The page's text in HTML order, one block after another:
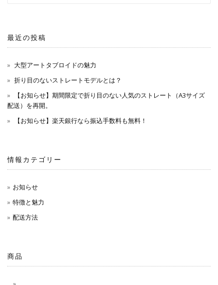
最近の投稿
大型アートタブロイドの魅力
折り目のないストレートモデルとは？
【お知らせ】期間限定で折り目のない人気のストレート（A3サイズ
配送）を再開。
【お知らせ】楽天銀行なら振込手数料も無料！
情報カテゴリー
お知らせ
特徴と魅力
配送方法
商品